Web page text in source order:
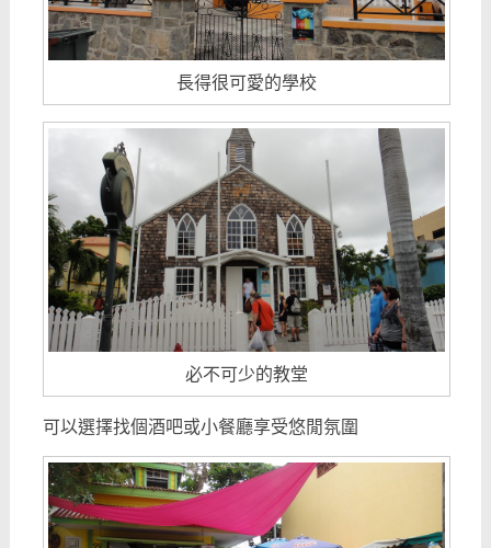
長得很可愛的學校
必不可少的教堂
可以選擇找個酒吧或小餐廳享受悠閒氛圍